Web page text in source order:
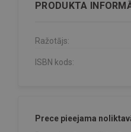
PRODUKTA
Ražotājs:
ISBN kods:
Prece pieejama